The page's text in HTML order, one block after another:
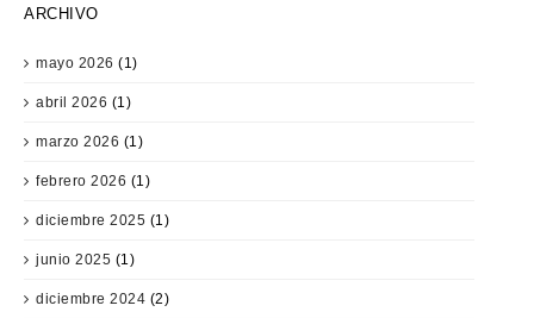
ARCHIVO
mayo 2026 (1)
abril 2026 (1)
marzo 2026 (1)
febrero 2026 (1)
diciembre 2025 (1)
junio 2025 (1)
diciembre 2024 (2)